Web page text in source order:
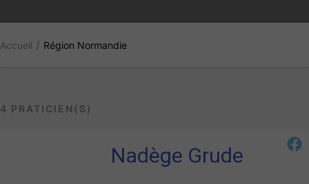
Accueil / Région Normandie
4 PRATICIEN(S)
Nadège Grude